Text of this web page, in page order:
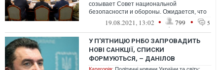
созывает Совет национальной
безопасности и обороны. Ожидается, что
заседание состоится завтра.
19.08.2021, 13:02 • 799 • 5
У П'ЯТНИЦЮ РНБО ЗАПРОВАДИТЬ
НОВІ САНКЦІЇ, СПИСКИ
ФОРМУЮТЬСЯ, – ДАНІЛОВ